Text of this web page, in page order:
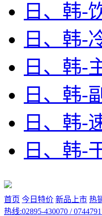
日、韩-
日、韩-
日、韩-
日、韩-
日、韩-
日、韩-
首页 今日特价 新品上市 热
热线:02895-430070 /